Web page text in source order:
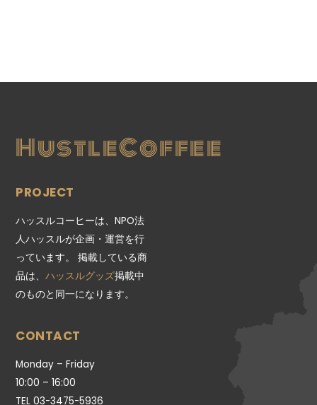
HustleCoffee
PROJECT
ハッスルコーヒーは、NPO法
人ハッスルが企画・運営を行
っています。 掲載している商
品は、ハッスルグッズ掲載中
のものと同一になります。
CONTACT
Monday – Friday
10:00 – 16:00
TEL 03-3475-5936